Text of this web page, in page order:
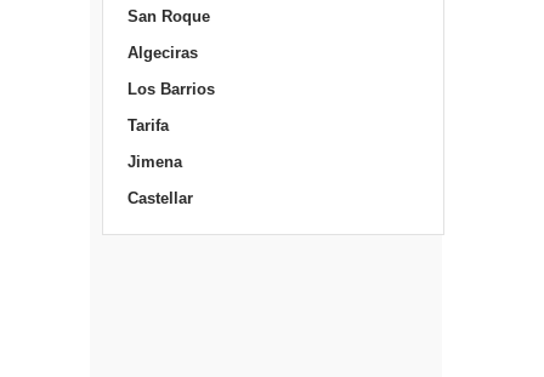
San Roque
Algeciras
Los Barrios
Tarifa
Jimena
Castellar